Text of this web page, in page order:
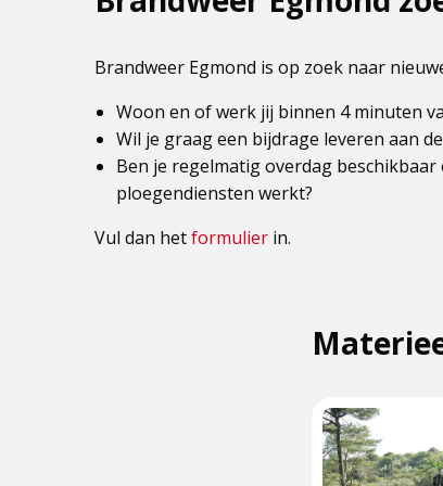
Brandweer Egmond is op zoek naar
Woon en of werk jij binnen 4 minuten
Wil je graag een bijdrage leveren aan
Ben je regelmatig overdag
ploegendiensten werkt?
Vul dan hetformulier in.